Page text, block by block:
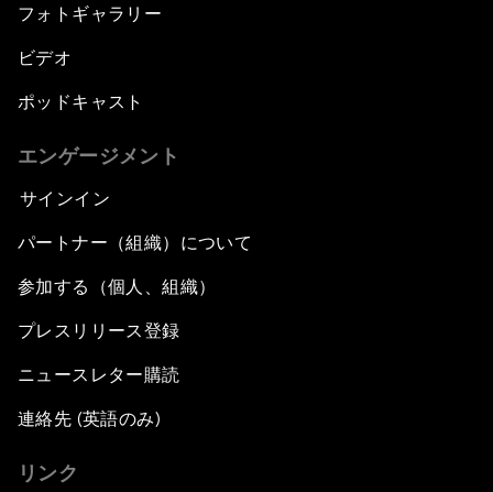
フォトギャラリー
ビデオ
ポッドキャスト
エンゲージメント
サインイン
パートナー（組織）について
参加する（個人、組織）
プレスリリース登録
ニュースレター購読
連絡先 (英語のみ)
リンク